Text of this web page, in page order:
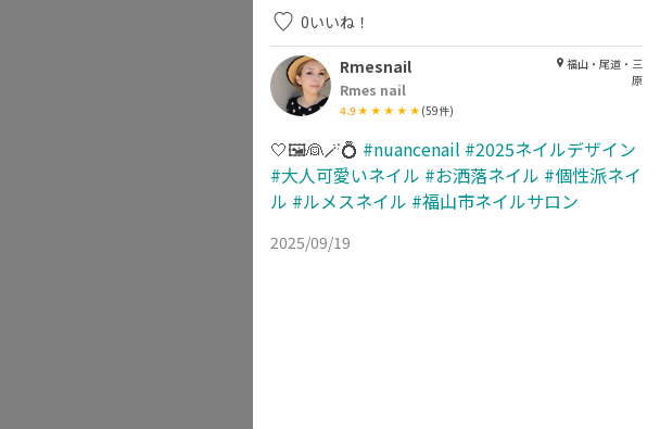
0いいね！
Rmesnail
Rmes nail
4.9 (59件)
福山・尾道・三
原
🤍🖼️👰🪄💍 #nuancenail #2025ネイルデザイン
#大人可愛いネイル #お洒落ネイル #個性派ネイ
ル #ルメスネイル #福山市ネイルサロン
2025/09/19